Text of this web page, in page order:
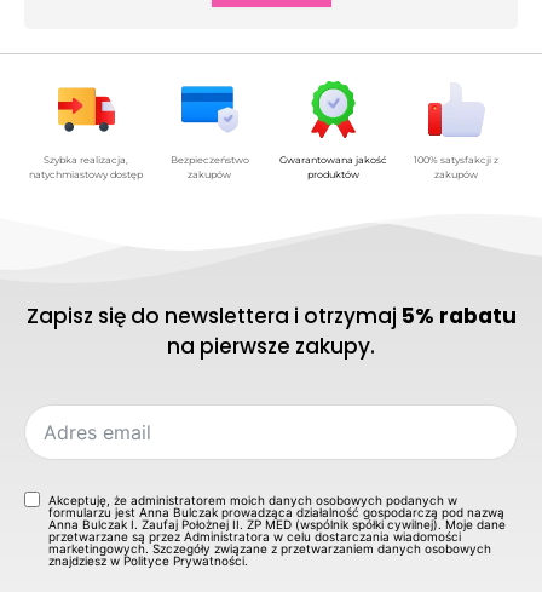
Szybka realizacja,
natychmiastowy dostęp
Bezpieczeństwo
zakupów
Gwarantowana jakość
produktów
100% satysfakcji z
zakupów
Zapisz się do newslettera i otrzymaj 5% rabatu
na pierwsze zakupy.
Akceptuję, że administratorem moich danych osobowych podanych w
formularzu jest Anna Bulczak prowadząca działalność gospodarczą pod nazwą
Anna Bulczak I. Zaufaj Położnej II. ZP MED (wspólnik spółki cywilnej). Moje dane
przetwarzane są przez Administratora w celu dostarczania wiadomości
marketingowych. Szczegóły związane z przetwarzaniem danych osobowych
znajdziesz w Polityce Prywatności.